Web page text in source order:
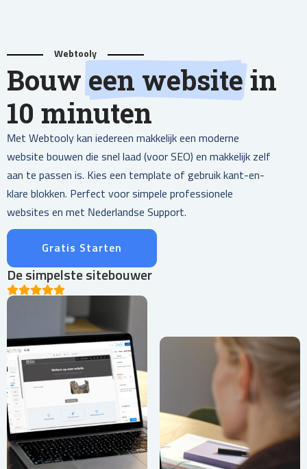
Webtooly
Bouw een website in
10 minuten
Met Webtooly kan iedereen makkelijk een moderne
website bouwen die snel laad (voor SEO) en makkelijk zelf
aan te passen is. Kies een template of gebruik kant-en-
klare blokken. Perfect voor simpele professionele
websites en met Nederlandse Support.
Gratis Starten
De simpelste sitebouwer